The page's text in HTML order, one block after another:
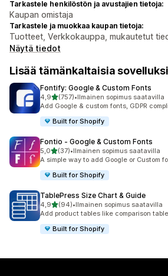
Tarkastele henkilöstön ja avustajien tietoja:
Kaupan omistaja
Tarkastele ja muokkaa kaupan tietoja:
Tuotteet, Verkkokauppa, mukautetut
Näytä tiedot
Lisää tämänkaltaisia
Fontify: Google & Custom Fonts
4,9/ 5 tähteä
(757)
757 arvostelua yhteensä
•Ilmainen sopimus saatavilla
Add Google & custom fonts, GDPR
Built for Shopify
Fontio ‑ Google & Custom Fonts
5,0/ 5 tähteä
(37)
37 arvostelua yhteensä
•Ilmainen sopimus saatavilla
A simple way to add Google or Custom
Built for Shopify
TablePress Size Chart & Guide
4,9/ 5 tähteä
(94)
94 arvostelua yhteensä
•Ilmainen sopimus saatavilla
Add product tables like comparison
Built for Shopify